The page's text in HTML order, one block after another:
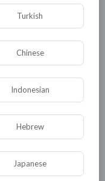
Опубликовать
Turkish
Chinese
Indonesian
Hebrew
Japanese